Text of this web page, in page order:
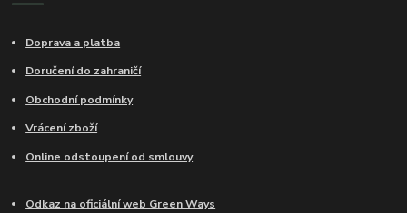
Doprava a platba
Doručení do zahraničí
Obchodní podmínky
Vrácení zboží
Online odstoupení od smlouvy
Odkaz na oficiální web Green Ways